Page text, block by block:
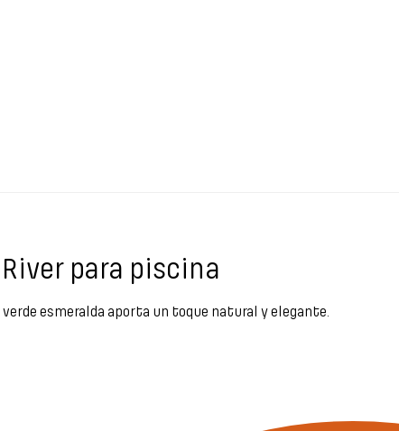
para piscina
esmeralda aporta un toque natural y elegante.